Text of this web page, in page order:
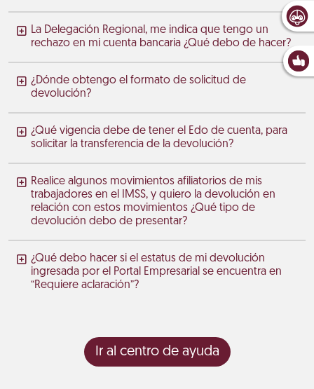
La Delegación Regional, me indica que tengo un
rechazo en mi cuenta bancaria ¿Qué debo de hacer?
¿Dónde obtengo el formato de solicitud de
devolución?
¿Qué vigencia debe de tener el Edo de cuenta, para
solicitar la transferencia de la devolución?
Realice algunos movimientos afiliatorios de mis
trabajadores en el IMSS, y quiero la devolución en
relación con estos movimientos ¿Qué tipo de
devolución debo de presentar?
¿Qué debo hacer si el estatus de mi devolución
ingresada por el Portal Empresarial se encuentra en
“Requiere aclaración”?
Ir al centro de ayuda